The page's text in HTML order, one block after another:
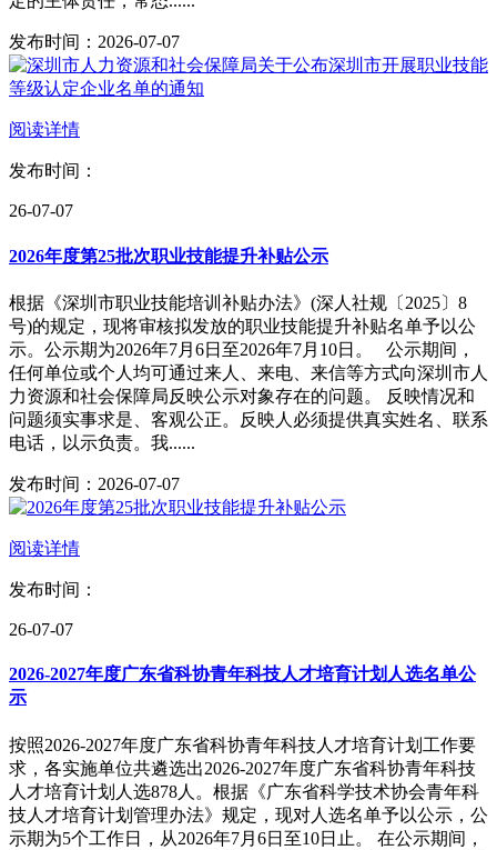
发布时间：2026-07-07
阅读详情
发布时间：
26-07-07
2026年度第25批次职业技能提升补贴公示
根据《深圳市职业技能培训补贴办法》(深人社规〔2025〕8
号)的规定，现将审核拟发放的职业技能提升补贴名单予以公
示。公示期为2026年7月6日至2026年7月10日。 公示期间，
任何单位或个人均可通过来人、来电、来信等方式向深圳市人
力资源和社会保障局反映公示对象存在的问题。 反映情况和
问题须实事求是、客观公正。反映人必须提供真实姓名、联系
电话，以示负责。我......
发布时间：2026-07-07
阅读详情
发布时间：
26-07-07
2026-2027年度广东省科协青年科技人才培育计划人选名单公
示
按照2026-2027年度广东省科协青年科技人才培育计划工作要
求，各实施单位共遴选出2026-2027年度广东省科协青年科技
人才培育计划人选878人。根据《广东省科学技术协会青年科
技人才培育计划管理办法》规定，现对人选名单予以公示，公
示期为5个工作日，从2026年7月6日至10日止。 在公示期间，